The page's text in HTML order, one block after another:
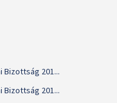
201...
201...